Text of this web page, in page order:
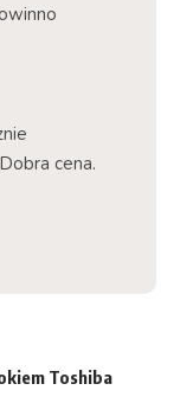
cena.
Toshiba